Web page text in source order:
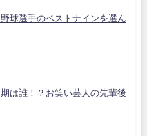
球選手のベストナインを選ん
は誰！？お笑い芸人の先輩後